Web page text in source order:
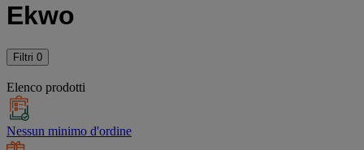
Ekwo
Filtri 0
Elenco prodotti
Nessun minimo d'ordine